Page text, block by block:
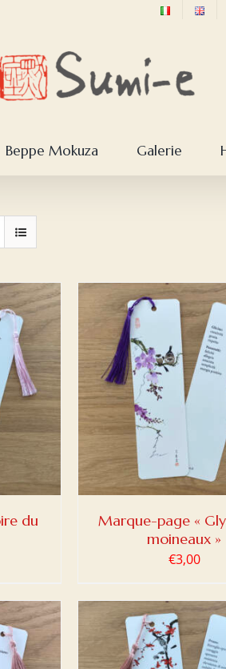
Beppe Mokuza Galerie
du
/ DETAILS
Marque-page «
moineaux »
€3,00